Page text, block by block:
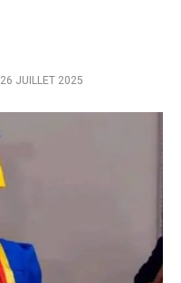
26 JUILLET 2025